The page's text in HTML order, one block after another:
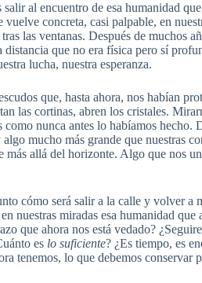
salir al encuentro de esa humanidad
vuelve concreta, casi palpable, en
las ventanas. Después de muchos
distancia que no era física pero sí
lucha, nuestra esperanza.
que, hasta ahora, nos habían
las cortinas, abren los cristales.
como nunca antes lo habíamos hecho.
algo mucho más grande que nuestras
más allá del horizonte. Algo que nos
cómo será salir a la calle y volver a
nuestras miradas esa humanidad
que ahora nos está vedado?
es lo suficiente? ¿Es tiempo, es
tenemos, lo que debemos conservar